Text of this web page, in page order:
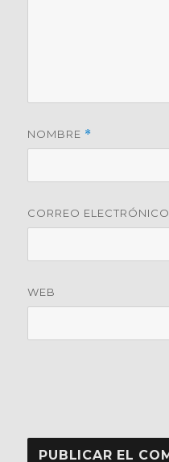
NOMBRE *
CORREO ELECTRÓNICO
WEB